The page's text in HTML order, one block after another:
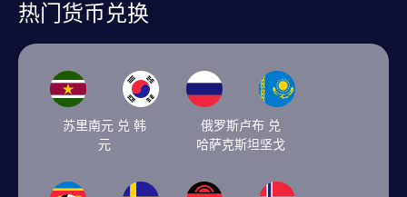
热门货币兑换
苏里南元 兑 韩
元
俄罗斯卢布 兑
哈萨克斯坦坚戈